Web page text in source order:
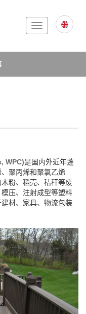
Toggle
navigation
WPC)是国内外近年蓬
聚丙烯和聚氯乙烯
粉、稻壳、秸秆等废
压、注射成型等塑料
材、家具、物流包装